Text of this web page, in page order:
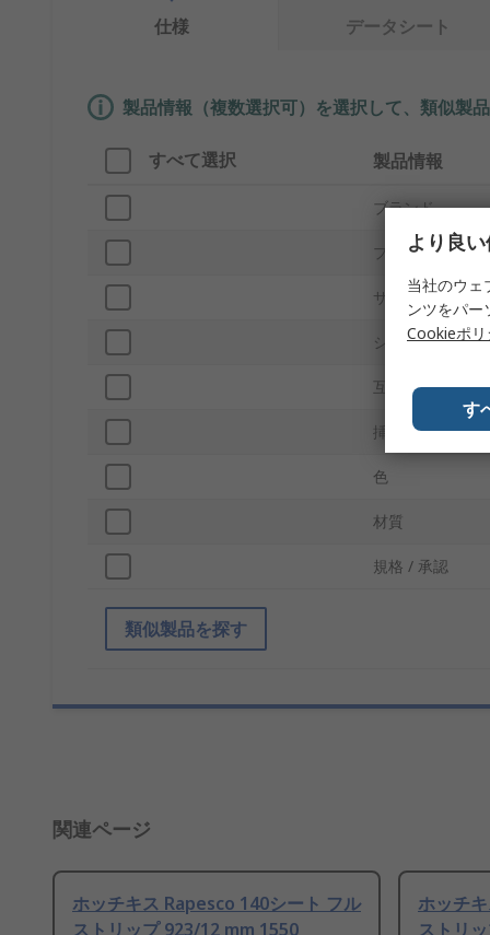
仕様 データシート
製品情報（複数選択可）を選択して、類似製
すべて選択 製品情報
ブランド
プロダクトタイ
サブタイプ
シート容量
互換性 ステープ
挿入深さ
色
材質
規格 / 承認
類似製品を探す
関連ページ
ホッチキス Rapesco 140シート フル
ストリップ 923/12 mm 1550
ホッチ
ストリ
より良
当社のウェ
ンツをパ
Cookieポリ
す